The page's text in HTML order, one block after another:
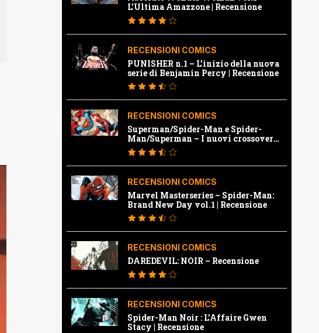
L’Ultima Amazzone | Recensione
RECENSIONI COMICS
PUNISHER n.1 – L’inizio della nuova
serie di Benjamin Percy | Recensione
RECENSIONI COMICS
Superman/Spider-Man e Spider-
Man/Superman – I nuovi crossover
Marvel e Dc | Recensione
RECENSIONI COMICS
Marvel Masterseries – Spider-Man:
Brand New Day vol.1 | Recensione
RECENSIONI COMICS
DAREDEVIL: NOIR – Recensione
RECENSIONI COMICS
Spider-Man Noir : L’Affaire Gwen
Stacy | Recensione